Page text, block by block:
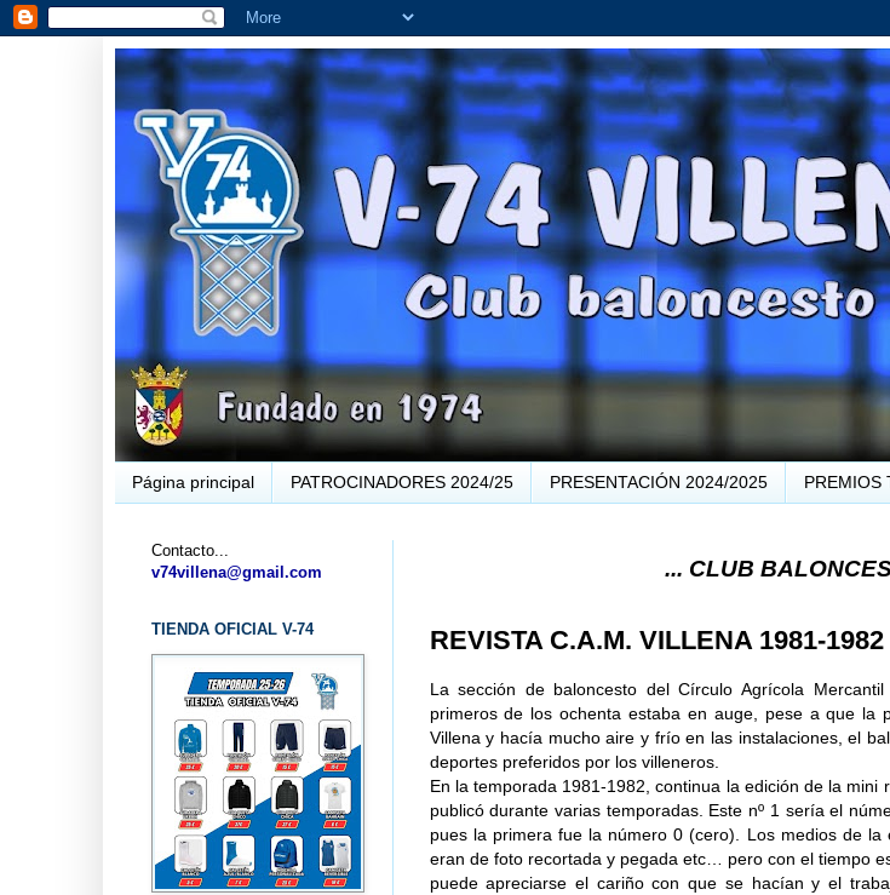
Página principal PATROCINADORES 2024/25 PRESENTACIÓN 2024/2025 PREMIOS
... CLUB BALONCESTO V-74
REVISTA C.A.M. VILLENA 1981-1982
La sección de baloncesto del Círculo Agrícola
primeros de los ochenta estaba en auge, pese a que la
Villena y hacía mucho aire y frío en las instalaciones, el
deportes preferidos por los villeneros.
En la temporada 1981-1982, continua la edición de la mini
publicó durante varias temporadas. Este nº 1 sería el
pues la primera fue la número 0 (cero). Los medios de la
eran de foto recortada y pegada etc… pero con el tiempo
puede apreciarse el cariño con que se hacían y el
Contacto...
v74villena@gmail.com
TIENDA OFICIAL V-74